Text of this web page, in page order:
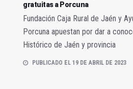
gratuitas a Porcuna
Fundación Caja Rural de Jaén y
Porcuna apuestan por dar a
Histórico de Jaén y provincia
PUBLICADO EL 19 DE ABRIL DE 2023